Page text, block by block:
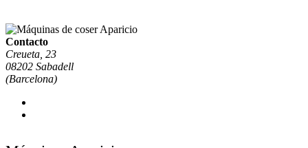
Contacto
Creueta, 23
08202 Sabadell
(Barcelona)